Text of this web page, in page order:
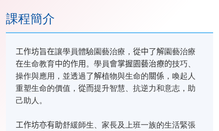
課程簡介
工作坊旨在讓學員體驗園藝治療，從中了解園藝治療
在生命教育中的作用。學員會掌握園藝治療的技巧、
操作與應用，並透過了解植物與生命的關係 ，喚起人
重塑生命的價值，從而提升智慧、抗逆力和意志，助
己助人。
工作坊亦有助舒緩師生、家長及上班一族的生活緊張